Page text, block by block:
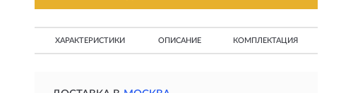
ХАРАКТЕРИСТИКИ ОПИСАНИЕ КОМПЛЕКТАЦИЯ